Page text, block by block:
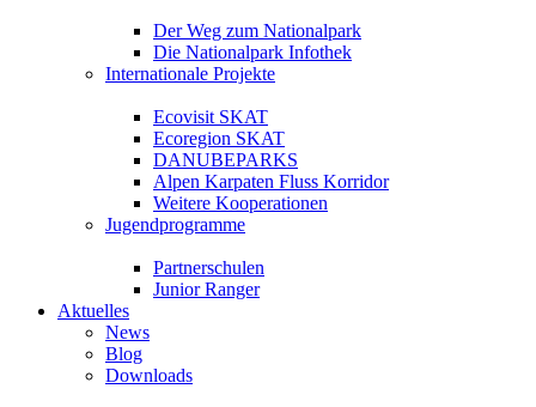
Der Weg zum Nationalpark
Die Nationalpark Infothek
Internationale Projekte
Ecovisit SKAT
Ecoregion SKAT
DANUBEPARKS
Alpen Karpaten Fluss Korridor
Weitere Kooperationen
Jugendprogramme
Partnerschulen
Junior Ranger
Aktuelles
News
Blog
Downloads